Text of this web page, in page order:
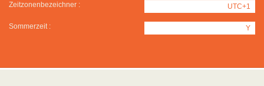
Zeitzonenbezeichner : UTC+1
Sommerzeit : Y